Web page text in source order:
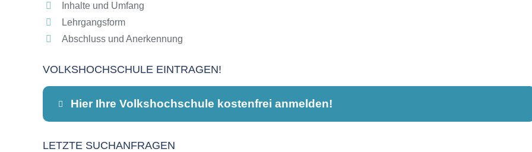
Inhalte und Umfang
Lehrgangsform
Abschluss und Anerkennung
VOLKSHOCHSCHULE EINTRAGEN!
Hier Ihre Volkshochschule kostenfrei anmelden!
LETZTE SUCHANFRAGEN